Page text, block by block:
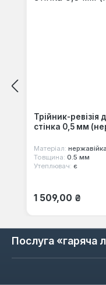
Трійник-
стінка 0,5 мм
Матеріал:
Товщина: 0.5 мм
Утеплювач: є
Звичайна ціна:
1 509,00 ₴
Послуга «гаряча